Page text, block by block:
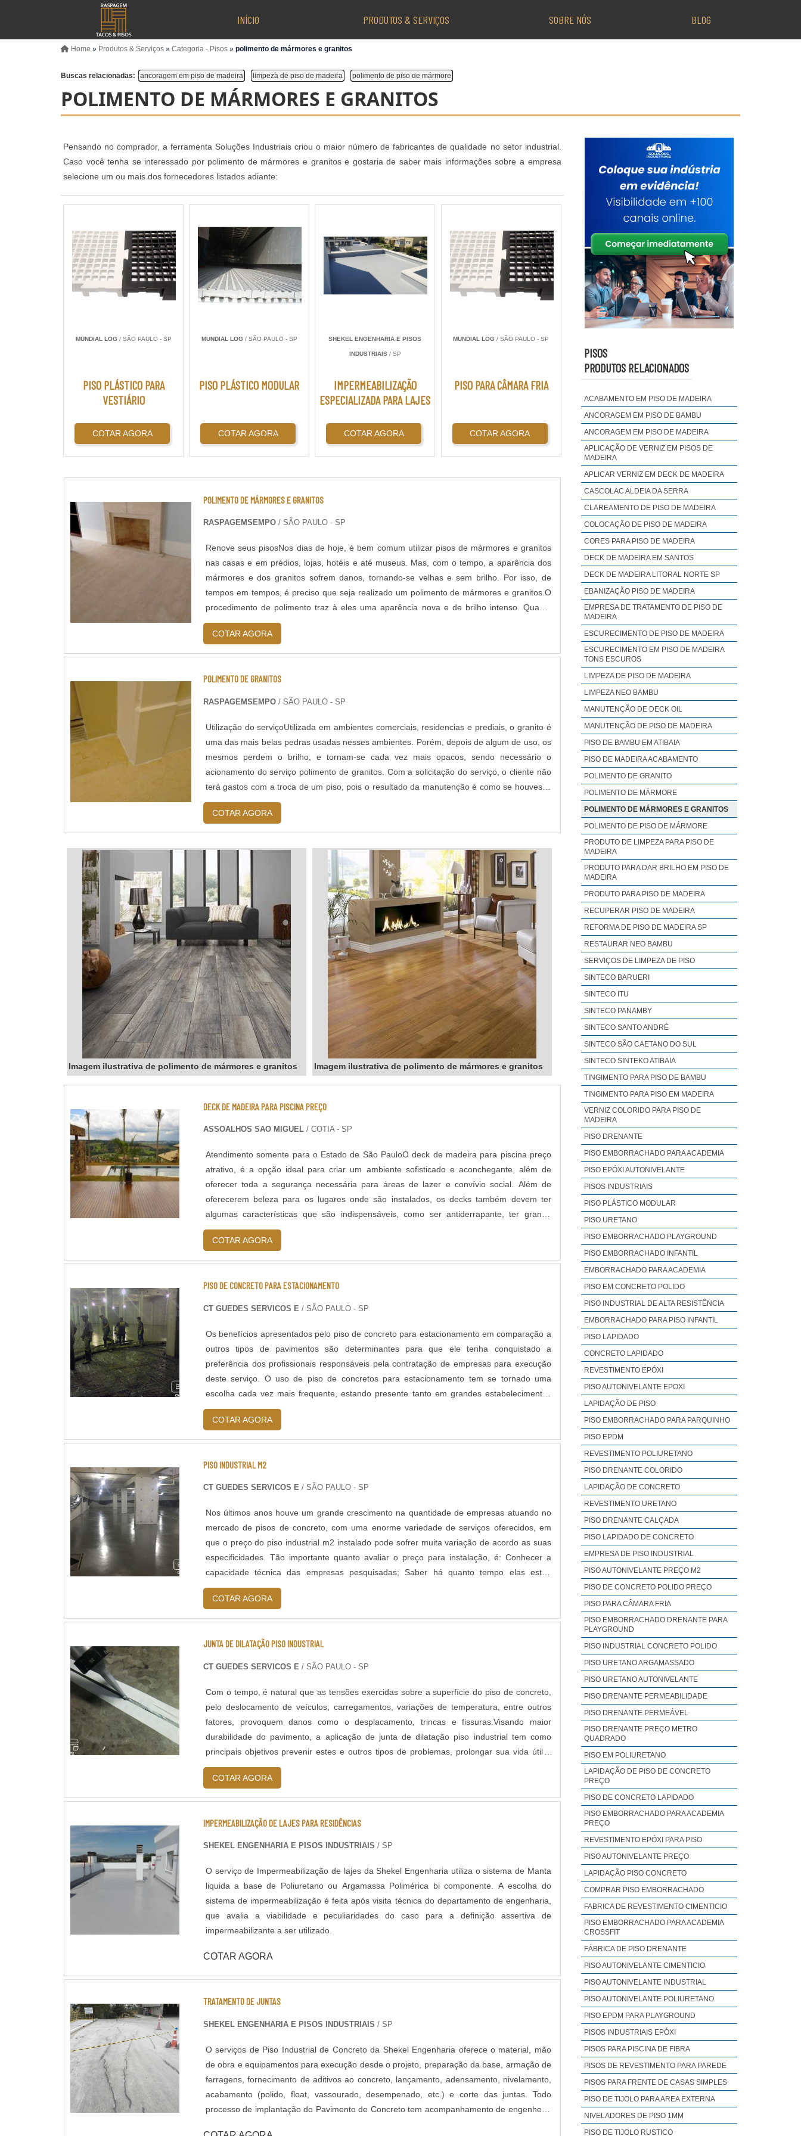
INÍCIO PRODUTOS & SERVIÇOS SOBRE NÓS BLOG
Home » Produtos & Serviços » Categoria - Pisos » polimento de mármores e granitos
Buscas relacionadas: ancoragem em piso de madeira limpeza de piso de madeira polimento de piso de mármore
POLIMENTO DE MÁRMORES E GRANITOS
Pensando no comprador, a ferramenta Soluções Industriais criou o maior número de fabricantes de qualidade no setor industrial.
Caso você tenha se interessado por polimento de mármores e granitos e gostaria de saber mais informações sobre a empresa
selecione um ou mais dos fornecedores listados adiante:
MUNDIAL LOG/ SÃO PAULO - SP
PISO PLÁSTICO PARA
VESTIÁRIO
COTAR AGORA
MUNDIAL LOG/ SÃO PAULO - SP
PISO PLÁSTICO MODULAR
COTAR AGORA
SHEKEL ENGENHARIA E PISOS
INDUSTRIAIS/ SP
IMPERMEABILIZAÇÃO
ESPECIALIZADA PARA LAJES
COTAR AGORA
MUNDIAL LOG / SÃO PAULO - SP
PISO PARA CÂMARA FRIA
COTAR AGORA
POLIMENTO DE MÁRMORES E GRANITOS
RASPAGEMSEMPO / SÃO PAULO - SP
Renove seus pisosNos dias de hoje, é bem comum utilizar pisos de mármores e granitos
nas casas e em prédios, lojas, hotéis e até museus. Mas, com o tempo, a aparência dos
mármores e dos granitos sofrem danos, tornando-se velhas e sem brilho. Por isso, de
tempos em tempos, é preciso que seja realizado um polimento de mármores e granitos.O
procedimento de polimento traz à eles uma aparência nova e de brilho intenso. Quanto
mais claro fore...
COTAR AGORA
POLIMENTO DE GRANITOS
RASPAGEMSEMPO / SÃO PAULO - SP
Utilização do serviçoUtilizada em ambientes comerciais, residencias e prediais, o granito é
uma das mais belas pedras usadas nesses ambientes. Porém, depois de algum de uso, os
mesmos perdem o brilho, e tornam-se cada vez mais opacos, sendo necessário o
acionamento do serviço polimento de granitos. Com a solicitação do serviço, o cliente não
terá gastos com a troca de um piso, pois o resultado da manutenção é como se houvesse
aderido à ...
COTAR AGORA
Imagem ilustrativa de polimento de mármores e granitos Imagem ilustrativa de polimento de mármores e granitos
DECK DE MADEIRA PARA PISCINA PREÇO
ASSOALHOS SAO MIGUEL/ COTIA - SP
Atendimento somente para o Estado de São PauloO deck de madeira para piscina preço
atrativo, é a opção ideal para criar um ambiente sofisticado e aconchegante, além de
oferecer toda a segurança necessária para áreas de lazer e convívio social. Além de
oferecerem beleza para os lugares onde são instalados, os decks também devem ter
algumas características que são indispensáveis, como ser antiderrapante, ter grande
durabilidade e ser resistente à umidade e à insolação.PRINCIPAIS APLICAÇÕES PARA OS
DECKS Os decks são excelentes escolhas para áreas externas, mas também podem ser
utilizados em outros ambientes como: Piscinas; Banheiras; Ofurôs; Jardins; Entre
piscinas, ofurôs e outros, não são frágeis e não se desgastam em pouco tempo, tornando-
se assim uma boa opção. Mas para obter um resultado excelente, o ideal é buscar uma
profissionais capacitados e de alta qualificações.EMPRESA REFERÊNCIA EM DECKS DE
MADEIRAPara comprar um deck de madeira para piscina preço justo ou que seja perfeito
para o local escolhido, entre em contato agora mesmo e conheça mais sobre a Assoalhos
São Miguel, uma empresa que possui anos de experiência no segmento. Confira mais
sobre o trabalho da empresa agora mesmo!
COTAR AGORA
PISO DE CONCRETO PARA ESTACIONAMENTO
CT GUEDES SERVICOS E / SÃO PAULO - SP
Os benefícios apresentados pelo piso de concreto para estacionamento em comparação a
outros tipos de pavimentos são determinantes para que ele tenha conquistado a
preferência dos profissionais responsáveis pela contratação de empresas para execução
deste serviço. O uso de piso de concretos para estacionamento tem se tornado uma
escolha cada vez mais frequente, estando presente tanto em grandes estabelecimentos
comerciais, como: Shoppings; Centros empresariais; Hipermercados; Garagens
subterrânea.
COTAR AGORA
PISO INDUSTRIAL M2
CT GUEDES SERVICOS E/ SÃO PAULO - SP
Nos últimos anos houve um grande crescimento na quantidade de empresas atuando no
mercado de pisos de concreto, com uma enorme variedade de serviços oferecidos, em
que o preço do piso industrial m2 instalado pode sofrer muita variação de acordo as suas
especificidades. Tão importante quanto avaliar o preço para instalação, é: Conhecer a
capacidade técnica das empresas pesquisadas; Saber há quanto tempo elas estão
estabelecidas no mercado; Saber se possuem mão de obra e maquinário especializados;.
COTAR AGORA
JUNTA DE DILATAÇÃO PISO INDUSTRIAL
CT GUEDES SERVICOS E / SÃO PAULO - SP
Com o tempo, é natural que as tensões exercidas sobre a superfície do piso de concreto,
pelo deslocamento de veículos, carregamentos, variações de temperatura, entre outros
fatores, provoquem danos como o desplacamento, trincas e fissuras.Visando maior
durabilidade do pavimento, a aplicação de junta de dilatação piso industrial tem como
principais objetivos prevenir estes e outros tipos de problemas, prolongar sua vida útil e
reduzir gastos com manutenções periódicas.MAIS SOBRE A APLICAÇÃO DO P.
COTAR AGORA
IMPERMEABILIZAÇÃO DE LAJES PARA RESIDÊNCIAS
SHEKEL ENGENHARIA E PISOS INDUSTRIAIS / SP
O serviço de Impermeabilização de lajes da Shekel Engenharia utiliza o sistema de Manta
liquida a base de Poliuretano ou Argamassa Polimérica bi componente. A escolha do
sistema de impermeabilização é feita após visita técnica do departamento de engenharia,
que avalia a viabilidade e peculiaridades do caso para a definição assertiva de
impermeabilizante a ser utilizado.
COTAR AGORA
TRATAMENTO DE JUNTAS
SHEKEL ENGENHARIA E PISOS INDUSTRIAIS / SP
O serviços de Piso Industrial de Concreto da Shekel Engenharia oferece o material, mão
de obra e equipamentos para execução desde o projeto, preparação da base, armação de
ferragens, fornecimento de aditivos ao concreto, lançamento, adensamento, nivelamento,
acabamento (polido, float, vassourado, desempenado, etc.) e corte das juntas. Todo
processo de implantação do Pavimento de Concreto tem acompanhamento de engenheiro
PISOS
PRODUTOS RELACIONADOS
ACABAMENTO EM PISO DE MADEIRA
ANCORAGEM EM PISO DE BAMBU
ANCORAGEM EM PISO DE MADEIRA
APLICAÇÃO DE VERNIZ EM PISOS DE
MADEIRA
APLICAR VERNIZ EM DECK DE MADEIRA
CASCOLAC ALDEIA DA SERRA
CLAREAMENTO DE PISO DE MADEIRA
COLOCAÇÃO DE PISO DE MADEIRA
CORES PARA PISO DE MADEIRA
DECK DE MADEIRA EM SANTOS
DECK DE MADEIRA LITORAL NORTE SP
EBANIZAÇÃO PISO DE MADEIRA
EMPRESA DE TRATAMENTO DE PISO DE
MADEIRA
ESCURECIMENTO DE PISO DE MADEIRA
ESCURECIMENTO EM PISO DE MADEIRA
TONS ESCUROS
LIMPEZA DE PISO DE MADEIRA
LIMPEZA NEO BAMBU
MANUTENÇÃO DE DECK OIL
MANUTENÇÃO DE PISO DE MADEIRA
PISO DE BAMBU EM ATIBAIA
PISO DE MADEIRA ACABAMENTO
POLIMENTO DE GRANITO
POLIMENTO DE MÁRMORE
POLIMENTO DE MÁRMORES E GRANITOS
POLIMENTO DE PISO DE MÁRMORE
PRODUTO DE LIMPEZA PARA PISO DE
MADEIRA
PRODUTO PARA DAR BRILHO EM PISO DE
MADEIRA
PRODUTO PARA PISO DE MADEIRA
RECUPERAR PISO DE MADEIRA
REFORMA DE PISO DE MADEIRA SP
RESTAURAR NEO BAMBU
SERVIÇOS DE LIMPEZA DE PISO
SINTECO BARUERI
SINTECO ITU
SINTECO PANAMBY
SINTECO SANTO ANDRÉ
SINTECO SÃO CAETANO DO SUL
SINTECO SINTEKO ATIBAIA
TINGIMENTO PARA PISO DE BAMBU
TINGIMENTO PARA PISO EM MADEIRA
VERNIZ COLORIDO PARA PISO DE
MADEIRA
PISO DRENANTE
PISO EMBORRACHADO PARA ACADEMIA
PISO EPÓXI AUTONIVELANTE
PISOS INDUSTRIAIS
PISO PLÁSTICO MODULAR
PISO URETANO
PISO EMBORRACHADO PLAYGROUND
PISO EMBORRACHADO INFANTIL
EMBORRACHADO PARA ACADEMIA
PISO EM CONCRETO POLIDO
PISO INDUSTRIAL DE ALTA RESISTÊNCIA
EMBORRACHADO PARA PISO INFANTIL
PISO LAPIDADO
CONCRETO LAPIDADO
REVESTIMENTO EPÓXI
PISO AUTONIVELANTE EPOXI
LAPIDAÇÃO DE PISO
PISO EMBORRACHADO PARA PARQUINHO
PISO EPDM
REVESTIMENTO POLIURETANO
PISO DRENANTE COLORIDO
LAPIDAÇÃO DE CONCRETO
REVESTIMENTO URETANO
PISO DRENANTE CALÇADA
PISO LAPIDADO DE CONCRETO
EMPRESA DE PISO INDUSTRIAL
PISO AUTONIVELANTE PREÇO M2
PISO DE CONCRETO POLIDO PREÇO
PISO PARA CÂMARA FRIA
PISO EMBORRACHADO DRENANTE PARA
PLAYGROUND
PISO INDUSTRIAL CONCRETO POLIDO
PISO URETANO ARGAMASSADO
PISO URETANO AUTONIVELANTE
PISO DRENANTE PERMEABILIDADE
PISO DRENANTE PERMEÁVEL
PISO DRENANTE PREÇO METRO
QUADRADO
PISO EM POLIURETANO
LAPIDAÇÃO DE PISO DE CONCRETO
PREÇO
PISO DE CONCRETO LAPIDADO
PISO EMBORRACHADO PARA ACADEMIA
PREÇO
REVESTIMENTO EPÓXI PARA PISO
PISO AUTONIVELANTE PREÇO
LAPIDAÇÃO PISO CONCRETO
COMPRAR PISO EMBORRACHADO
FABRICA DE REVESTIMENTO CIMENTICIO
PISO EMBORRACHADO PARA ACADEMIA
CROSSFIT
FÁBRICA DE PISO DRENANTE
PISO AUTONIVELANTE CIMENTICIO
PISO AUTONIVELANTE INDUSTRIAL
PISO AUTONIVELANTE POLIURETANO
PISO EPDM PARA PLAYGROUND
PISOS INDUSTRIAIS EPÓXI
PISOS PARA PISCINA DE FIBRA
PISOS DE REVESTIMENTO PARA PAREDE
PISOS PARA FRENTE DE CASAS SIMPLES
PISO DE TIJOLO PARA AREA EXTERNA​
NIVELADORES DE PISO 1MM​
PISO DE TIJOLO RUSTICO